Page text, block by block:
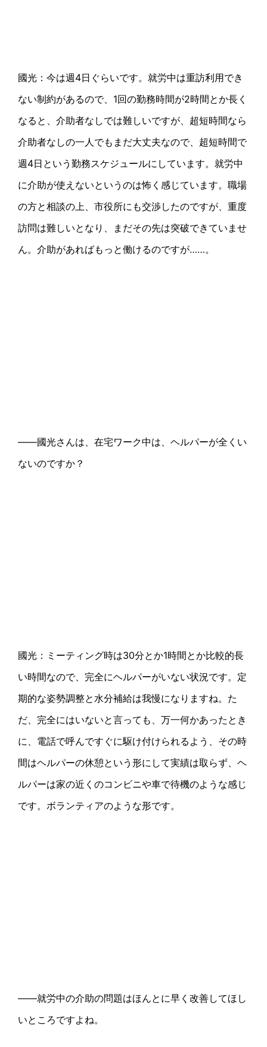
國光：今は週4日ぐらいです。就労中は重訪利用でき
ない制約があるので、1回の勤務時間が2時間とか長く
なると、介助者なしでは難しいですが、超短時間なら
介助者なしの一人でもまだ大丈夫なので、超短時間で
週4日という勤務スケジュールにしています。就労中
に介助が使えないというのは怖く感じています。職場
の方と相談の上、市役所にも交渉したのですが、重度
訪問は難しいとなり、まだその先は突破できていませ
ん。介助があればもっと働けるのですが……。
――國光さんは、在宅ワーク中は、ヘルパーが全くい
ないのですか？
國光：ミーティング時は30分とか1時間とか比較的長
い時間なので、完全にヘルパーがいない状況です。定
期的な姿勢調整と水分補給は我慢になりますね。た
だ、完全にはいないと言っても、万一何かあったとき
に、電話で呼んですぐに駆け付けられるよう、その時
間はヘルパーの休憩という形にして実績は取らず、ヘ
ルパーは家の近くのコンビニや車で待機のような感じ
です。ボランティアのような形です。
――就労中の介助の問題はほんとに早く改善してほし
いところですよね。